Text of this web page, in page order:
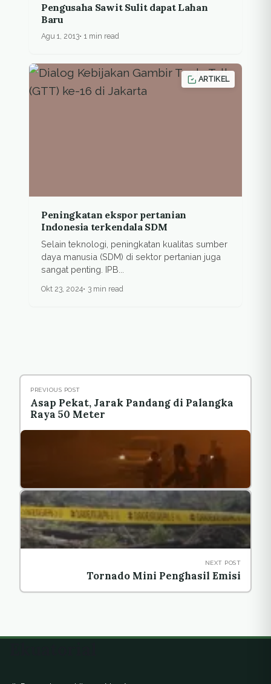
Pengusaha Sawit Sulit dapat Lahan
Baru
Agu 1, 2013 1 min read
ARTIKEL
Peningkatan ekspor pertanian
Indonesia terkendala SDM
Selain teknologi, peningkatan kualitas sumber
daya manusia (SDM) di sektor pertanian juga
sangat penting. IPB...
Okt 23, 2024 3 min read
PREVIOUS POST
Asap Pekat, Jarak Pandang di Palangka
Raya 50 Meter
NEXT POST
Tornado Mini Penghasil Emisi